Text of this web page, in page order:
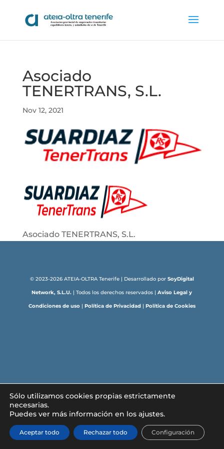
Asociado
TENERTRANS, S.L.
Nov 12, 2021
Asociado TENERTRANS, S.L.
© 2023-2026 ATEIA-OLTRA Tenerife | Desarrollado por SoyDigital
Network, S.L.U. | Todos los derechos reservados |Aviso Legal y
Condiciones de uso| Política de Privacidad| Política de Cookies
Sólo utilizamos cookies propias estrictamente
necesarias.
Puedes ver más información en los ajustes.
Aceptar todo Rechazar todo Configuración